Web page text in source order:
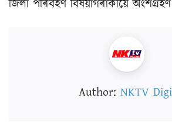
জিলা পৰিবহণ বিষয়াগৰাকীয়ে
Author: NKTV